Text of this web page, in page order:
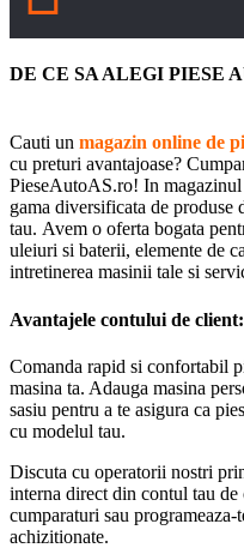
DE CE SA ALEGI PIESE
Cauti un magazin online de
cu preturi avantajoase?
PieseAutoAS.ro! In magazinul
gama diversificata de produse
tau. Avem o oferta bogata
uleiuri si baterii, elemente de
intretinerea masinii tale si
Avantajele contului de client:
Comanda rapid si confortabil
masina ta. Adauga masina
sasiu pentru a te asigura ca
cu modelul tau.
Discuta cu operatorii nostri
interna direct din contul tau de
cumparaturi sau
achizitionate.